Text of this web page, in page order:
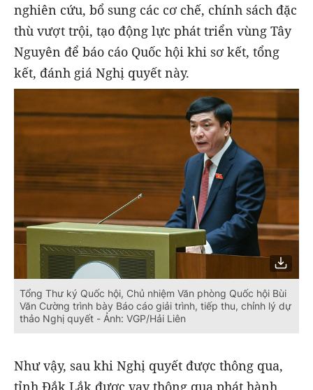
nghiên cứu, bổ sung các cơ chế, chính sách đặc
thù vượt trội, tạo động lực phát triển vùng Tây
Nguyên để báo cáo Quốc hội khi sơ kết, tổng
kết, đánh giá Nghị quyết này.
Tổng Thư ký Quốc hội, Chủ nhiệm Văn phòng Quốc hội Bùi
Văn Cường trình bày Báo cáo giải trình, tiếp thu, chỉnh lý dự
thảo Nghị quyết - Ảnh: VGP/Hải Liên
Như vậy, sau khi Nghị quyết được thông qua,